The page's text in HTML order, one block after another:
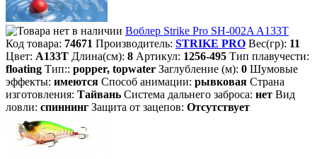
Воблер Strike Pro SH-002A A133T
Код товара: 74671 Производитель: STRIKE PRO Вес(гр): 11
Цвет: A133T Длина(см): 8 Артикул: 1256-495 Тип плавучести:
floating Тип:: popper, topwater Заглубление (м): 0 Шумовые
эффекты: имеются Способ анимации: рывковая Страна
изготовления: Тайвань Система дальнего заброса: нет Вид
ловли: спиннинг Защита от зацепов: Отсутствует